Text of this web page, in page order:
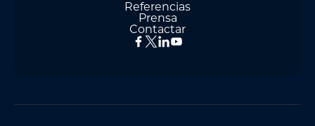
Referencias
Prensa
Contactar